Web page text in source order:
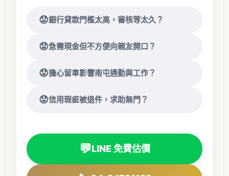
銀行貸款門檻太高，審核等太久？
急需現金但不方便向親友開口？
擔心留車影響南屯通勤與工作？
信用瑕疵被退件，求助無門？
💬LINE 免費估價